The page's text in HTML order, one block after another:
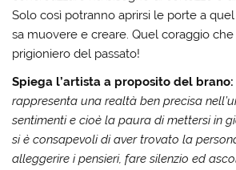
Solo così potranno aprirsi le porte a
sa muovere e creare. Quel coraggio
prigioniero del passato!
Spiega l’artista a proposito del brano:
rappresenta una realtà ben precisa
sentimenti e cioè la paura di mettersi in
si è consapevoli di aver trovato la
alleggerire i pensieri, fare silenzio ed